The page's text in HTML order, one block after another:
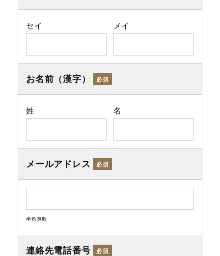
セイ メイ
お名前（漢字） 必須
姓 名
メールアドレス 必須
半角英数
連絡先電話番号 必須